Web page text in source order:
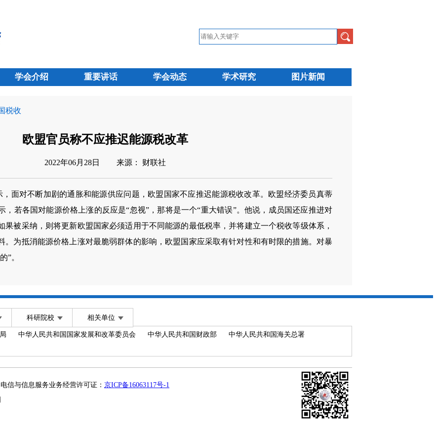
学会介绍 重要讲话 学会动态 学术研究 图片新闻
税收
欧盟官员称不应推迟能源税改革
2022年06月28日 来源： 财联社
对不断加剧的通胀和能源供应问题，欧盟国家不应推迟能源税收改革。欧盟经济委员真蒂
，若各国对能源价格上涨的反应是“忽视”，那将是一个“重大错误”。他说，成员国还应推进对
果被采纳，则将更新欧盟国家必须适用于不同能源的最低税率，并将建立一个税收等级体系，
。为抵消能源价格上涨对最脆弱群体的影响，欧盟国家应采取有针对性和有时限的措施。对暴
”。
科研院校 相关单位
中华人民共和国国家发展和改革委员会 中华人民共和国财政部 中华人民共和国海关总署
信与信息服务业务经营许可证： 京ICP备16063117号-1